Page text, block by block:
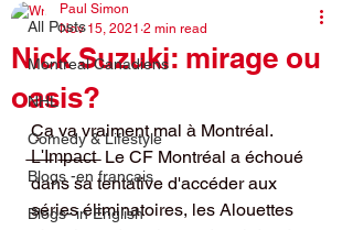
All Posts
Montreal Canadiens
NHL
Comedy & Lifestyle
Blogs -en français
Blogs- in English
Nick Suzuki: mirage ou
oasis?
Paul Simon
Nov 15, 2021 2 min read
Ça va vraiment mal à Montréal.
̶L̶'̶I̶m̶p̶a̶c̶t̶  Le CF Montréal a échoué
dans sa tentative d'accéder aux
séries éliminatoires, les Alouettes